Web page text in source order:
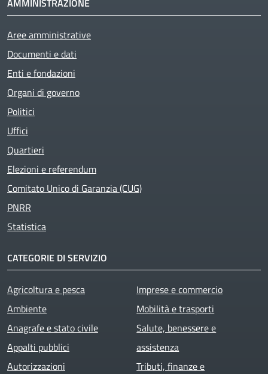
Aree amministrative
Documenti e dati
Enti e fondazioni
Organi di governo
Politici
Uffici
Quartieri
Elezioni e referendum
Comitato Unico di Garanzia (CUG)
PNRR
Statistica
CATEGORIE DI SERVIZIO
Agricoltura e pesca
Ambiente
Anagrafe e stato civile
Appalti pubblici
Autorizzazioni
Imprese e commercio
Mobilità e trasporti
Salute, benessere e
assistenza
Tributi, finanze e